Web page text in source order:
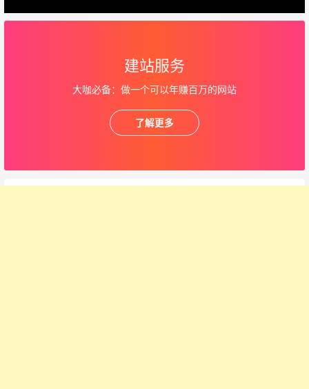
建站服务
大咖必备：做一个可以年赚百万的网站
了解更多